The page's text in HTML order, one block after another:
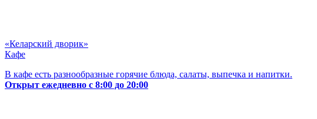
«Келарский дворик»
Кафе
В кафе есть разнообразные горячие блюда, салаты, выпечка и напитки.
Открыт ежедневно с 8:00 до 20:00